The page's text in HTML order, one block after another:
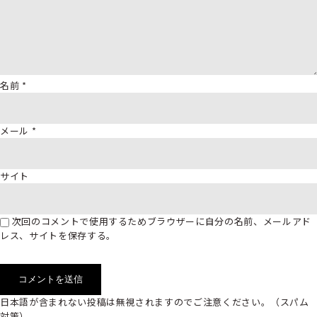
名前 *
メール *
サイト
次回のコメントで使用するためブラウザーに自分の名前、メールアド
レス、サイトを保存する。
日本語が含まれない投稿は無視されますのでご注意ください。（スパム